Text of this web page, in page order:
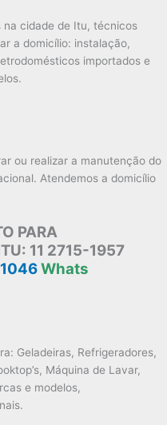
cidade de Itu, técnicos
a domicílio: instalação,
importados e
ou realizar a manutenção do
Atendemos a domicílio
PARA
11 2715-1957
Whats
Geladeiras, Refrigeradores,
Máquina de Lavar,
e modelos,